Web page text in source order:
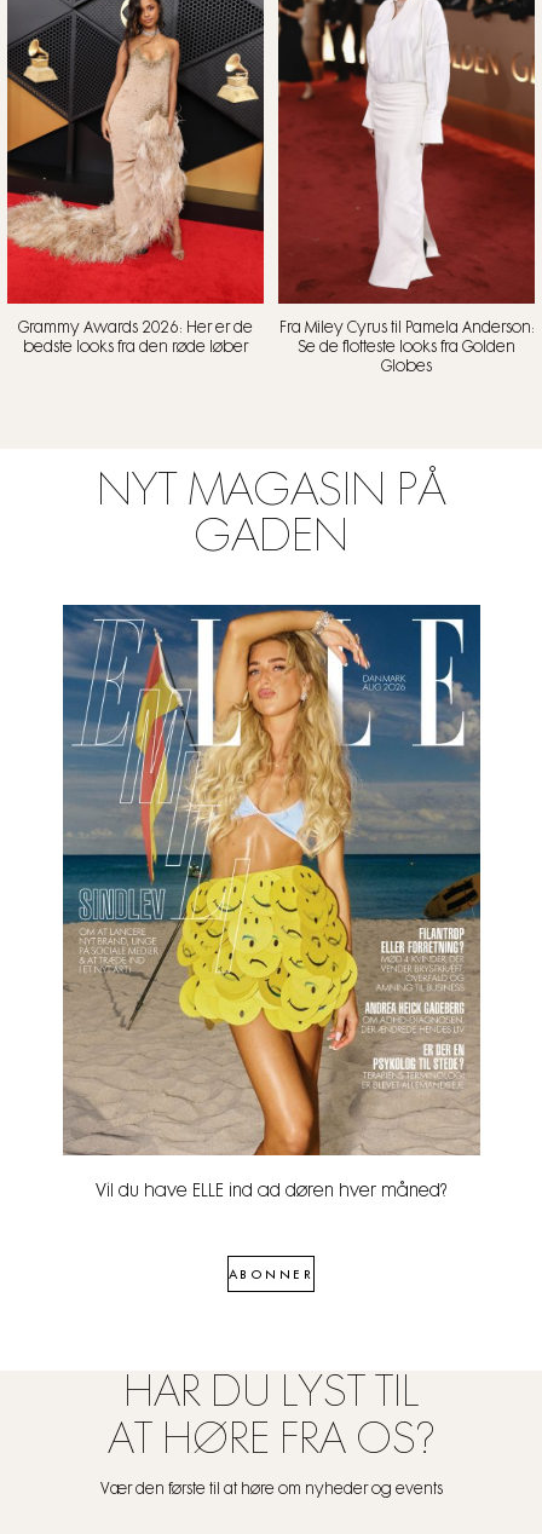
Grammy Awards 2026: Her er de
bedste looks fra den røde løber
Fra Miley Cyrus til Pamela Anderson:
Se de flotteste looks fra Golden
Globes
NYT MAGASIN PÅ
GADEN
Vil du have ELLE ind ad døren hver måned?
ABONNER
HAR DU LYST TIL
AT HØRE FRA OS?
Vær den første til at høre om nyheder og events